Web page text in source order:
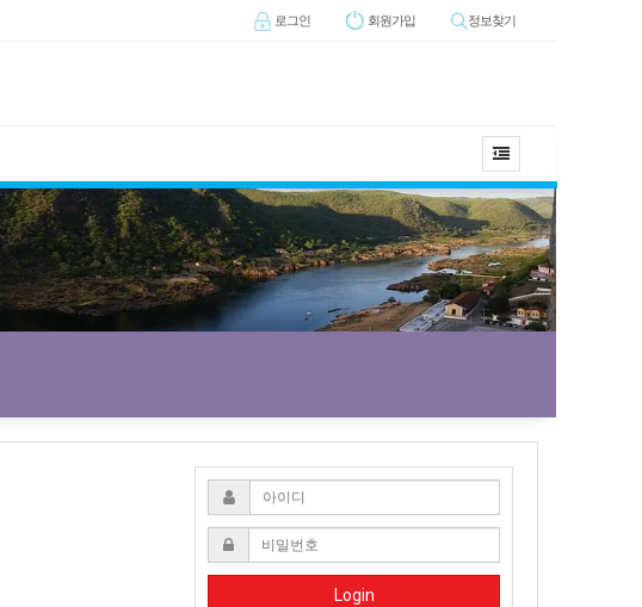
로그인 회원가입 정보찾기
Login